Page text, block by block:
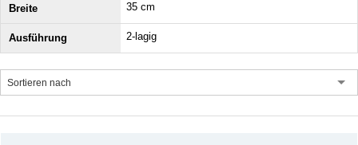
35 cm
2-lagig
Sortieren nach